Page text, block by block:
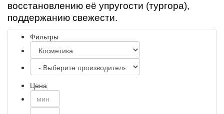
восстановлению её упругости (тургора),
поддержанию свежести.
Фильтры
Цена